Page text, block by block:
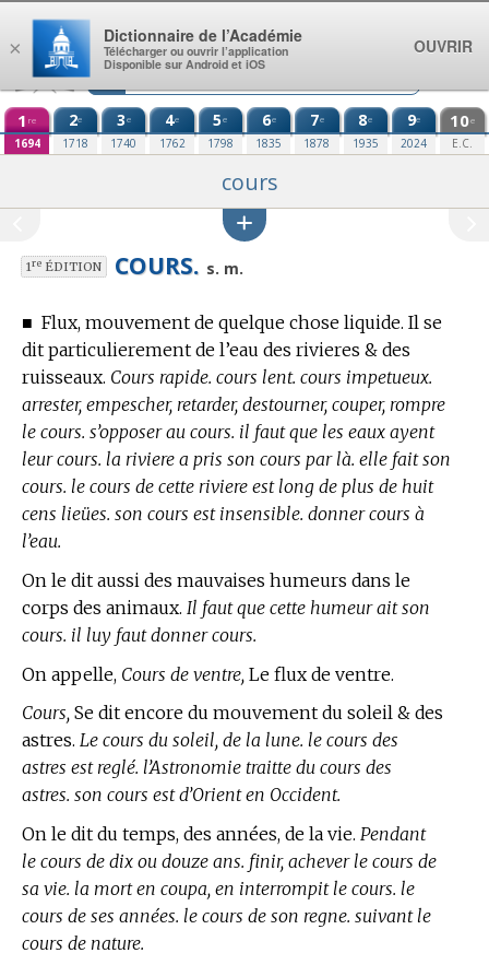
Aller au contenu
1 re
1694
2e
1718
3e
1740
4e
1762
5e
1798
6e
1835
7e
1878
8e
1935
9e
2024
10e
E.C.
cours
1reÉDITION COURS. s. m.
■ Flux, mouvement de quelque chose liquide. Il se
dit particulierement de l’eau des rivieres & des
ruisseaux. Cours rapide. cours lent. cours impetueux.
arrester, empescher, retarder, destourner, couper, rompre
le cours. s’opposer au cours. il faut que les eaux ayent
leur cours. la riviere a pris son cours par là. elle fait son
cours. le cours de cette riviere est long de plus de huit
cens lieües. son cours est insensible. donner cours à
l’eau.
On le dit aussi des mauvaises humeurs dans le
corps des animaux. Il faut que cette humeur ait son
cours. il luy faut donner cours.
On appelle, Cours de ventre, Le flux de ventre.
Cours, Se dit encore du mouvement du soleil & des
astres. Le cours du soleil, de la lune. le cours des
astres est reglé. l’Astronomie traitte du cours des
astres. son cours est d’Orient en Occident.
On le dit du temps, des années, de la vie. Pendant
le cours de dix ou douze ans. finir, achever le cours de
sa vie. la mort en coupa, en interrompit le cours. le
cours de ses années. le cours de son regne. suivant le
cours de nature.
×
Dictionnaire de l’Académie
Télécharger ou ouvrir l’application
Disponible sur Android et iOS
OUVRIR